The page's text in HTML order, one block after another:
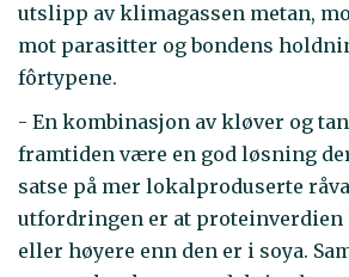
utslipp av klimagassen metan,
mot parasitter og bondens
fôrtypene.
- En kombinasjon av kløver og
framtiden være en god løsning
satse på mer lokalproduserte
utfordringen er at
eller høyere enn den er i soya.